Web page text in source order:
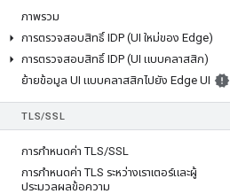
ภาพรวม
การตรวจสอบสิทธิ์ IDP (UI ใหม่ของ Edge)
การตรวจสอบสิทธิ์ IDP (UI แบบคลาสสิก)
ย้ายข้อมูล UI แบบคลาสสิกไปยัง Edge UI
TLS/SSL
การกําหนดค่า TLS/SSL
การกําหนดค่า TLS ระหว่างเราเตอร์และผู้
ประมวลผลข้อความ